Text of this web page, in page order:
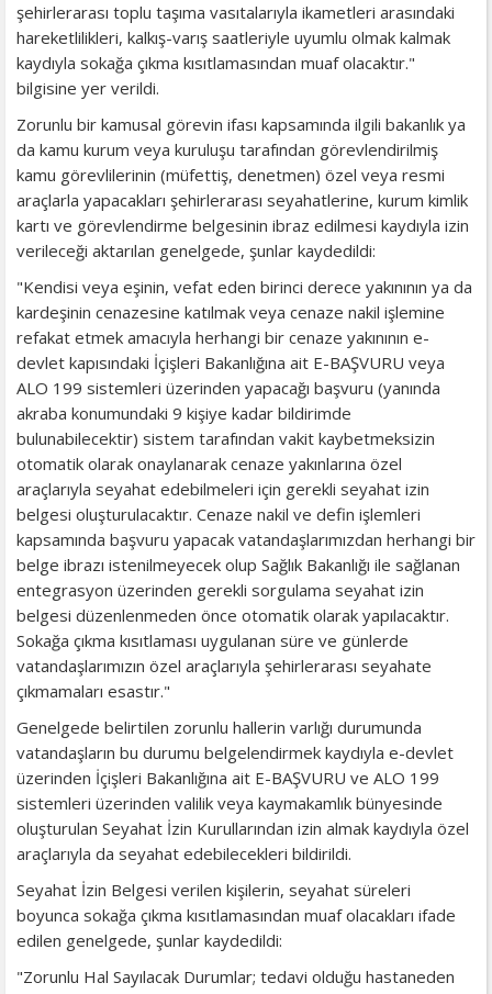
şehirlerarası toplu taşıma vasıtalarıyla ikametleri arasındaki
hareketlilikleri, kalkış-varış saatleriyle uyumlu olmak kalmak
kaydıyla sokağa çıkma kısıtlamasından muaf olacaktır."
bilgisine yer verildi.
Zorunlu bir kamusal görevin ifası kapsamında ilgili bakanlık ya
da kamu kurum veya kuruluşu tarafından görevlendirilmiş
kamu görevlilerinin (müfettiş, denetmen) özel veya resmi
araçlarla yapacakları şehirlerarası seyahatlerine, kurum kimlik
kartı ve görevlendirme belgesinin ibraz edilmesi kaydıyla izin
verileceği aktarılan genelgede, şunlar kaydedildi:
"Kendisi veya eşinin, vefat eden birinci derece yakınının ya da
kardeşinin cenazesine katılmak veya cenaze nakil işlemine
refakat etmek amacıyla herhangi bir cenaze yakınının e-
devlet kapısındaki İçişleri Bakanlığına ait E-BAŞVURU veya
ALO 199 sistemleri üzerinden yapacağı başvuru (yanında
akraba konumundaki 9 kişiye kadar bildirimde
bulunabilecektir) sistem tarafından vakit kaybetmeksizin
otomatik olarak onaylanarak cenaze yakınlarına özel
araçlarıyla seyahat edebilmeleri için gerekli seyahat izin
belgesi oluşturulacaktır. Cenaze nakil ve defin işlemleri
kapsamında başvuru yapacak vatandaşlarımızdan herhangi bir
belge ibrazı istenilmeyecek olup Sağlık Bakanlığı ile sağlanan
entegrasyon üzerinden gerekli sorgulama seyahat izin
belgesi düzenlenmeden önce otomatik olarak yapılacaktır.
Sokağa çıkma kısıtlaması uygulanan süre ve günlerde
vatandaşlarımızın özel araçlarıyla şehirlerarası seyahate
çıkmamaları esastır."
Genelgede belirtilen zorunlu hallerin varlığı durumunda
vatandaşların bu durumu belgelendirmek kaydıyla e-devlet
üzerinden İçişleri Bakanlığına ait E-BAŞVURU ve ALO 199
sistemleri üzerinden valilik veya kaymakamlık bünyesinde
oluşturulan Seyahat İzin Kurullarından izin almak kaydıyla özel
araçlarıyla da seyahat edebilecekleri bildirildi.
Seyahat İzin Belgesi verilen kişilerin, seyahat süreleri
boyunca sokağa çıkma kısıtlamasından muaf olacakları ifade
edilen genelgede, şunlar kaydedildi:
"Zorunlu Hal Sayılacak Durumlar; tedavi olduğu hastaneden